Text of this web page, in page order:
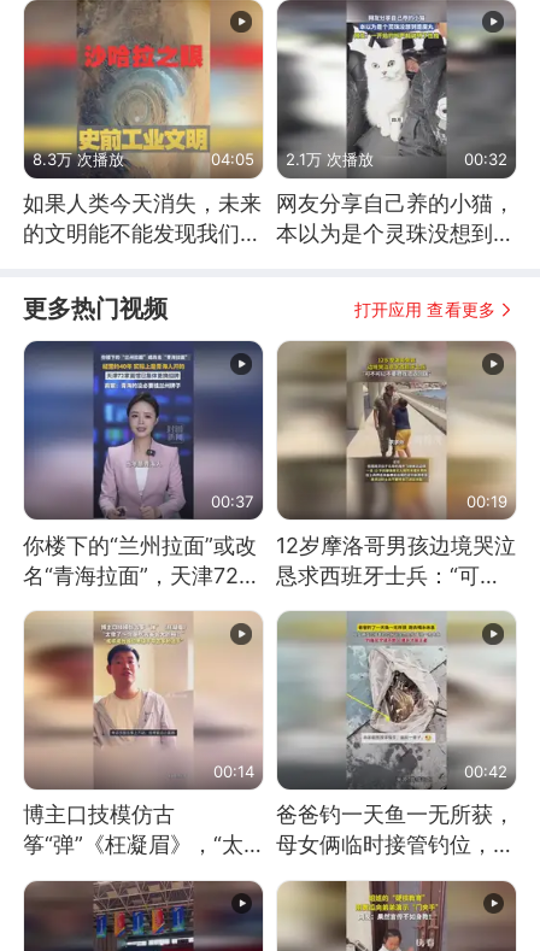
8.3万 次播放 04:05
如果人类今天消失，未来
的文明能不能发现我们存
2.1万 次播放 00:32
网友分享自己养的小猫，
本以为是个灵珠没想到是
更多热门视频 打开应用 查看更多
00:37
你楼下的“兰州拉面”或改
名“青海拉面”，天津72家
面馆已集体更换招牌
00:19
12岁摩洛哥男孩边境哭泣
恳求西班牙士兵：“可不
可以不要把我遣返回国”
00:14
博主口技模仿古
筝“弹”《枉凝眉》，“太
像了～你是吃古筝长大的
吗？”“或将成为首位考级
不带古筝的选手。”（来
00:42
爸爸钓一天鱼一无所获，
母女俩临时接管钓位，用
玩具鱼竿钓上大鱼